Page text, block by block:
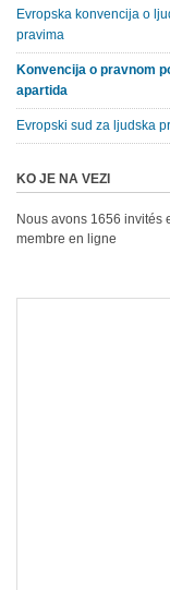
Evropska konvencija o
pravima
Konvencija o pravnom
apartida
Evropski sud za ljudska
KO JE NA VEZI
Nous avons 1656 invités
membre en ligne